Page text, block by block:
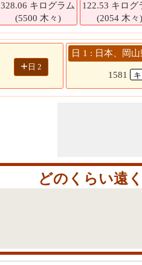
328.06 キログラム
(5500 木々)
122.53 キログ
(2054 木々)
+ 日 2
日 1 : 日本、岡
1581
どのくらい遠